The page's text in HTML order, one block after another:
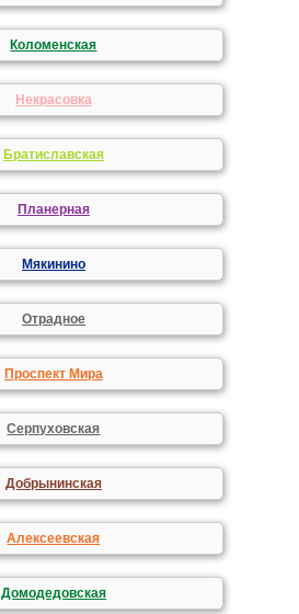
Коломенская
Некрасовка
Братиславская
Планерная
Мякинино
Отрадное
Проспект Мира
Серпуховская
Добрынинская
Алексеевская
Домодедовская